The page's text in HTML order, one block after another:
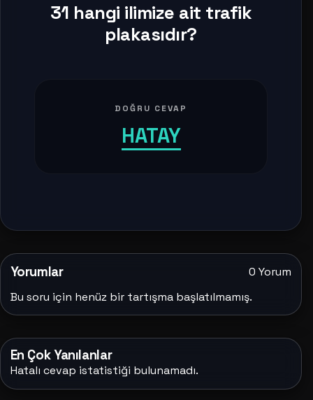
31 hangi ilimize ait trafik
plakasıdır?
DOĞRU CEVAP
HATAY
Yorumlar
0 Yorum
Bu soru için henüz bir tartışma başlatılmamış.
En Çok Yanılanlar
Hatalı cevap istatistiği bulunamadı.